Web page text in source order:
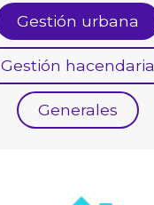
Gestión urbana
Gestión hacendaria
Generales